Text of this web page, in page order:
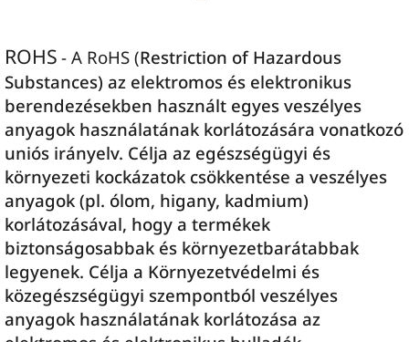
ROHS - A RoHS (Restriction of Hazardous
Substances) az elektromos és elektronikus
berendezésekben használt egyes veszélyes
anyagok használatának korlátozására vonatkozó
uniós irányelv. Célja az egészségügyi és
környezeti kockázatok csökkentése a veszélyes
anyagok (pl. ólom, higany, kadmium)
korlátozásával, hogy a termékek
biztonságosabbak és környezetbarátabbak
legyenek. Célja a Környezetvédelmi és
közegészségügyi szempontból veszélyes
anyagok használatának korlátozása az